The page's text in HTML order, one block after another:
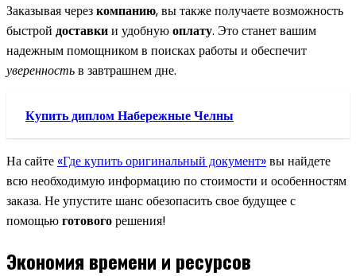
Заказывая черезкомпанию, вы также получаете возможность
быстрой доставкии удобнуюоплату. Это станет вашим
надежным помощником в поисках работы и обеспечит
уверенностьв завтрашнем дне.
Купить диплом Набережные Челны
На сайте «Где купить оригинальный документ»вы найдете
всю необходимую информацию по стоимости и особенностям
заказа. Не упустите шанс обезопасить свое будущее с
помощьюготовогорешения!
Экономия времени и ресурсов